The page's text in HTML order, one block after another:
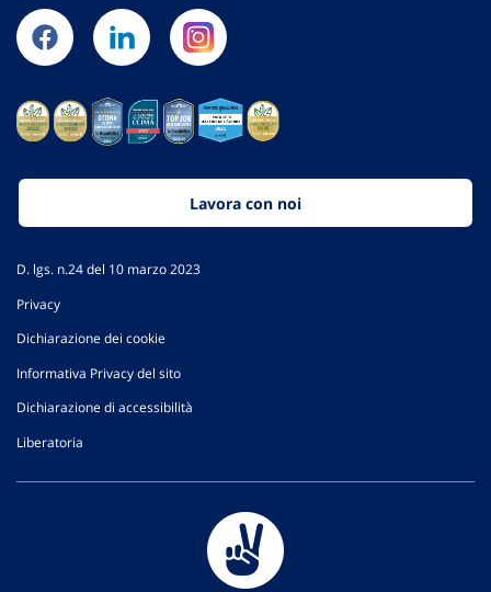
Lavora con noi
D. lgs. n.24 del 10 marzo 2023
Privacy
Dichiarazione dei cookie
Informativa Privacy del sito
Dichiarazione di accessibilità
Liberatoria